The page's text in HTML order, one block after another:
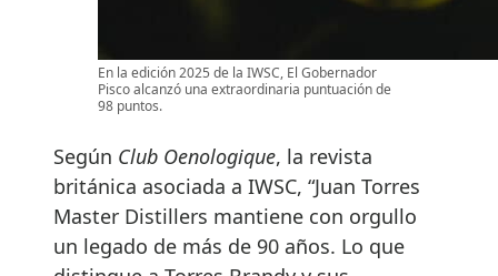
En la edición 2025 de la IWSC, El Gobernador
Pisco alcanzó una extraordinaria puntuación de
98 puntos.
Según Club Oenologique, la revista
británica asociada a IWSC, “Juan Torres
Master Distillers mantiene con orgullo
un legado de más de 90 años. Lo que